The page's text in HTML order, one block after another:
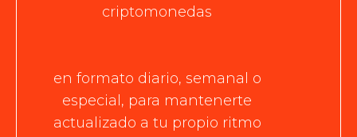
criptomonedas
en formato diario, semanal o
especial, para mantenerte
actualizado a tu propio ritmo